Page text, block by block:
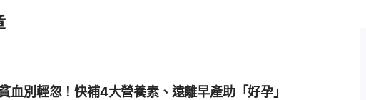
血別輕忽！快補4大營養素、遠離早產助「好孕」